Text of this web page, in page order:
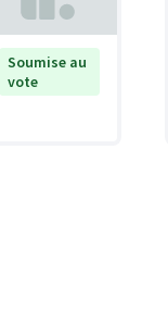
Soumise au
vote